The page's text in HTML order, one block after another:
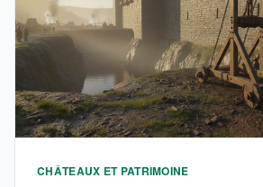
CHÂTEAUX ET PATRIMOINE